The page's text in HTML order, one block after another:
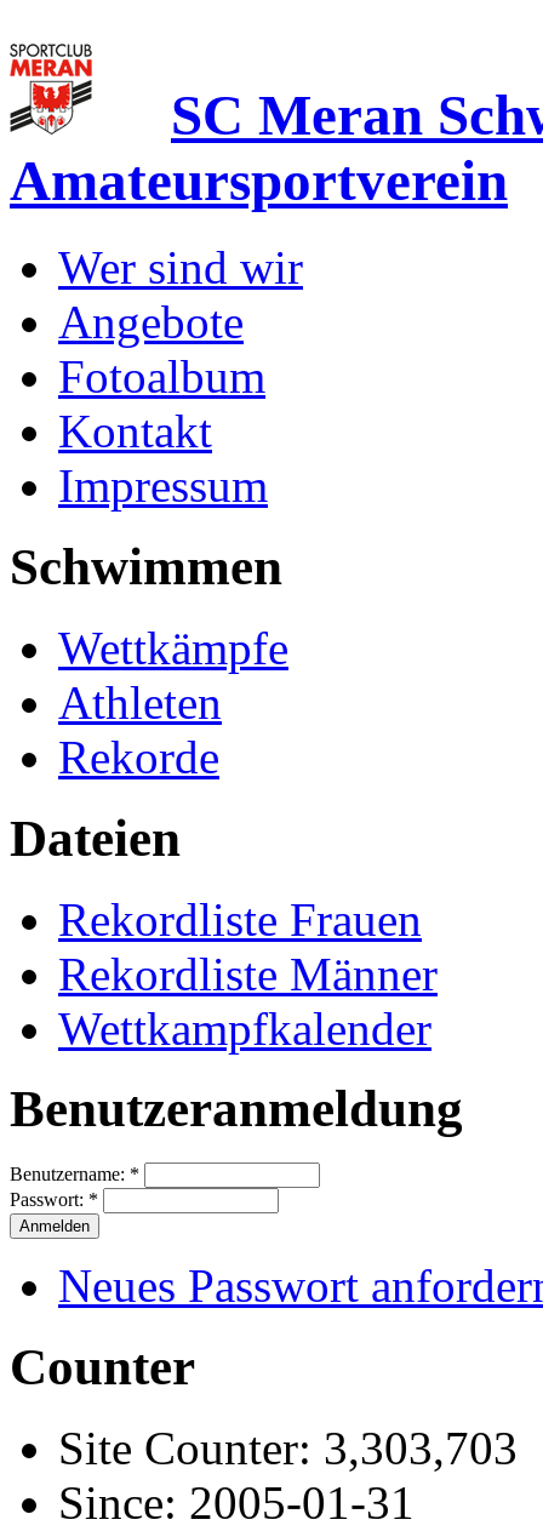
SC Meran
Amateursportverein
Wer sind wir
Angebote
Fotoalbum
Kontakt
Impressum
Schwimmen
Wettkämpfe
Athleten
Rekorde
Dateien
Rekordliste Frauen
Rekordliste Männer
Wettkampfkalender
Benutzeranmeldung
Benutzername: *
Passwort: *
Neues Passwort
Counter
Site Counter: 3,303,703
Since: 2005-01-31